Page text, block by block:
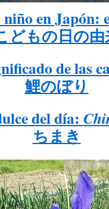
en Japón:
どもの日の由
de las
鯉のぼり
del día:
ちまき